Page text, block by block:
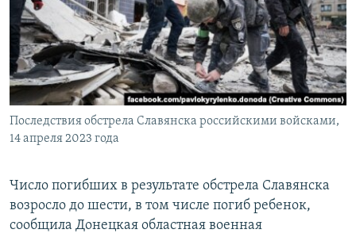
ПОБЕДИТЕЛЕЙ НЕ СУДЯТ?
КРЫМ.НЕПОКОРЕННЫЙ
ELIFBE
УКРАИНСКАЯ ПРОБЛЕМА КРЫМА
ПРИСОЕДИНЯЙТЕСЬ!
Все сайты RFE/RL
Последствия обстрела Славянска российскими войсками,
14 апреля 2023 года
Число погибших в результате обстрела Славянска
возросло до шести, в том числе погиб ребенок,
сообщила Донецкая областная военная